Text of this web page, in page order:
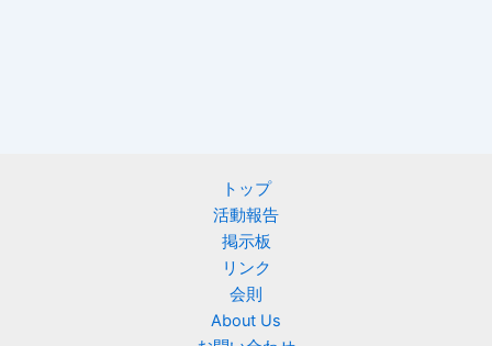
トップ
活動報告
掲示板
リンク
会則
About Us